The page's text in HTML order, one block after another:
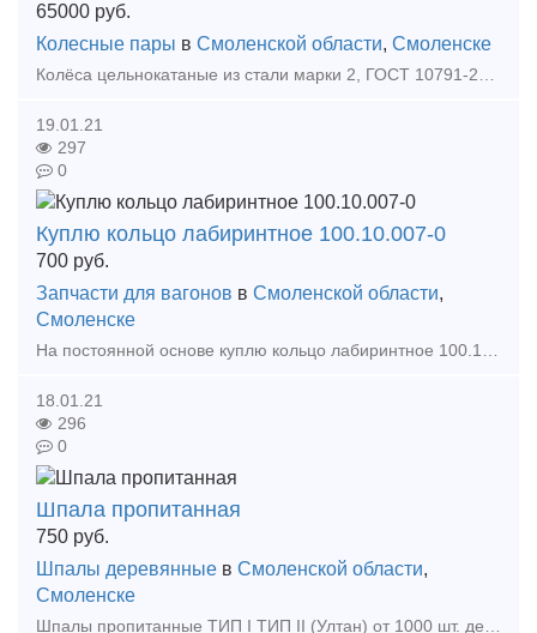
65000 руб.
Колесные пары в Смоленской области, Смоленске
Колёса цельнокатаные из стали марки 2, ГОСТ 10791-2011; 957-175, 957-190, производства заводов: Украина (завод Интерпайп) ст. Валуйки, по базовой цене – 65 000 руб. с НДС. Диски в налич
19.01.21
297
0
Куплю кольцо лабиринтное 100.10.007-0
700 руб.
Запчасти для вагонов в Смоленской области,
Смоленске
На постоянной основе куплю кольцо лабиринтное 100.10.007-0 м/о в больших количествах. Является запасной частью буксового узла грузового вагона и предназначено для фиксации и предохранения от з
18.01.21
296
0
Шпала пропитанная
750 руб.
Шпалы деревянные в Смоленской области,
Смоленске